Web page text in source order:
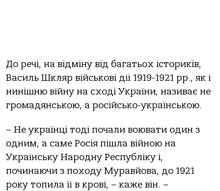
До речі, на відміну від багатьох істориків,
Василь Шкляр військові дії 1919-1921 рр., як і
нинішню війну на сході України, називає не
громадянською, а російсько-українською.
– Не українці тоді почали воювати один з
одним, а саме Росія пішла війною на
Українську Народну Республіку і,
починаючи з походу Муравйова, до 1921
року топила її в крові, – каже він. –